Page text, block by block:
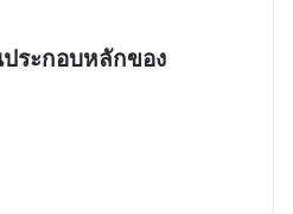
ระกอบหลักของ